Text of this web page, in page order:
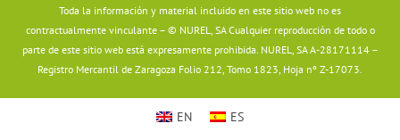
Toda la información y material incluido en este sitio web no es
contractualmente vinculante – © NUREL, SA Cualquier reproducción de todo o
parte de este sitio web está expresamente prohibida. NUREL, SA A-28171114 –
Registro Mercantil de Zaragoza Folio 212, Tomo 1823, Hoja nº Z-17073.
EN ES